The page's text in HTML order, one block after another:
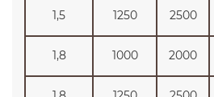
1,5 1250 2500
1,8 1000 2000